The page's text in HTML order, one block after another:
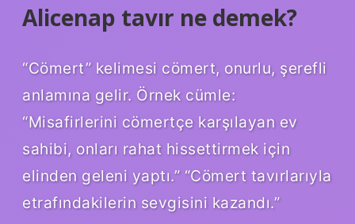
Alicenap tavır ne demek?
“Cömert” kelimesi cömert, onurlu, şerefli
anlamına gelir. Örnek cümle:
“Misafirlerini cömertçe karşılayan ev
sahibi, onları rahat hissettirmek için
elinden geleni yaptı.” “Cömert tavırlarıyla
etrafındakilerin sevgisini kazandı.”